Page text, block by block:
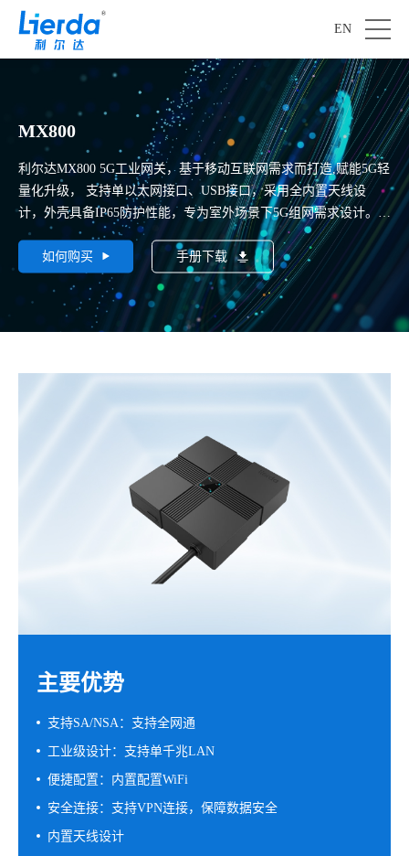
EN
MX800
利尔达MX800 5G工业网关，基于移动互联网需求而打造,赋能5G轻
量化升级， 支持单以太网接口、USB接口，采用全内置天线设
计，外壳具备IP65防护性能，专为室外场景下5G组网需求设计。该
产品可以广泛应用于工业、商业、企业用户联网和5G数据组网等
场景。如何购买 手册下载
主要优势
支持SA/NSA：支持全网通
工业级设计：支持单千兆LAN
便捷配置：内置配置WiFi
安全连接：支持VPN连接，保障数据安全
内置天线设计